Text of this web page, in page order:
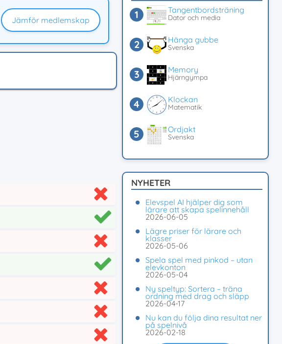
Jämför medlemskap
Tangentbordsträning
Dator och media
Hänga gubbe
Svenska
Memory
Hjärngympa
Klockan
Matematik
Ordjakt
Svenska
NYHETER
Elevspel AI hjälper dig som
lärare att skapa spelinnehåll
2026-06-05
Lägre priser för lärare och
klasser
2026-05-06
Spela spel med pinkod – utan
elevkonton
2026-05-04
Ny speltyp: Sortera – träna
ordning med drag och släpp
2026-04-17
Nu kan du följa dina resultat ner
på spelnivå
2026-02-18